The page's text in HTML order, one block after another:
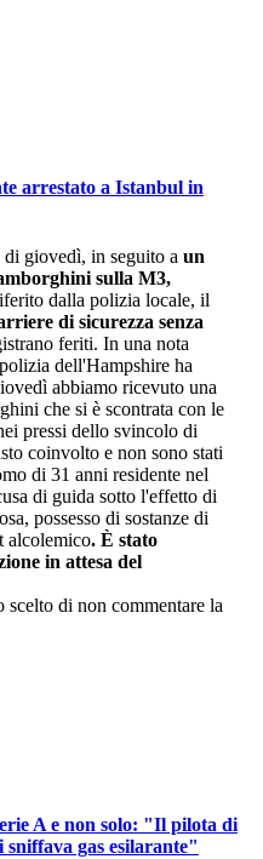
arrestato a Istanbul in
giovedì, in seguito a un
sulla M3,
dalla polizia locale, il
di sicurezza senza
feriti. In una nota
dell'Hampshire ha
abbiamo ricevuto una
che si è scontrata con le
pressi dello svincolo di
coinvolto e non sono stati
di 31 anni residente nel
di guida sotto l'effetto di
possesso di sostanze di
alcolemico. È stato
in attesa del
scelto di non commentare la
A e non solo: "Il pilota di
gas esilarante"